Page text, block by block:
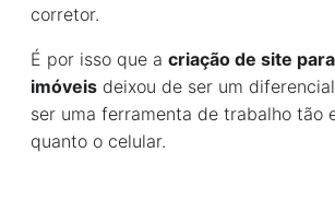
corretor.
É por isso que a criação de site
imóveis deixou de ser um
ser uma ferramenta de trabalho tão
quanto o celular.